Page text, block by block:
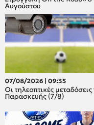
Αυγούστου
07/08/2026 | 09:35
Οι τηλεοπτικές μεταδόσεις
Παρασκευής (7/8)